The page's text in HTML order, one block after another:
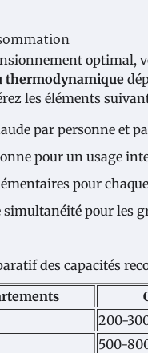
optimal,
thermodynamique
les éléments
par personne et
pour un usage
pour
pour les
des capacités
200-
500-